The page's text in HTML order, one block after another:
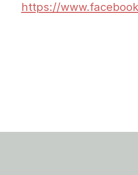
https://